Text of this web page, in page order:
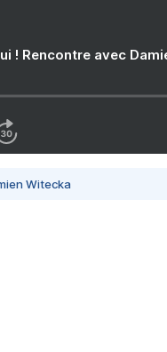
! Rencontre avec
Witecka